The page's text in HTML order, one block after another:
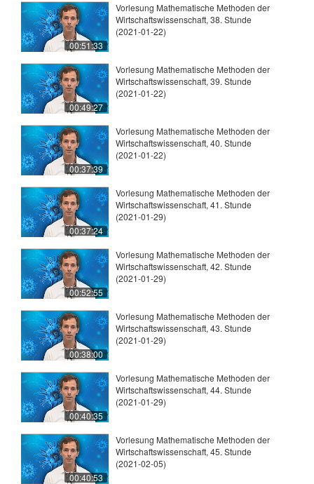
00:51:33
Vorlesung Mathematische Methoden der
Wirtschaftswissenschaft, 38. Stunde
(2021-01-22)
00:49:27
Vorlesung Mathematische Methoden der
Wirtschaftswissenschaft, 39. Stunde
(2021-01-22)
00:37:39
Vorlesung Mathematische Methoden der
Wirtschaftswissenschaft, 40. Stunde
(2021-01-22)
00:37:24
Vorlesung Mathematische Methoden der
Wirtschaftswissenschaft, 41. Stunde
(2021-01-29)
00:52:55
Vorlesung Mathematische Methoden der
Wirtschaftswissenschaft, 42. Stunde
(2021-01-29)
00:38:00
Vorlesung Mathematische Methoden der
Wirtschaftswissenschaft, 43. Stunde
(2021-01-29)
00:40:35
Vorlesung Mathematische Methoden der
Wirtschaftswissenschaft, 44. Stunde
(2021-01-29)
00:40:53
Vorlesung Mathematische Methoden der
Wirtschaftswissenschaft, 45. Stunde
(2021-02-05)